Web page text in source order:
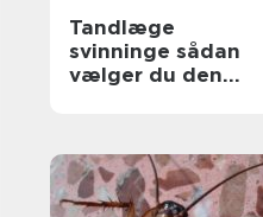
Tandlæge
svinninge sådan
vælger du den